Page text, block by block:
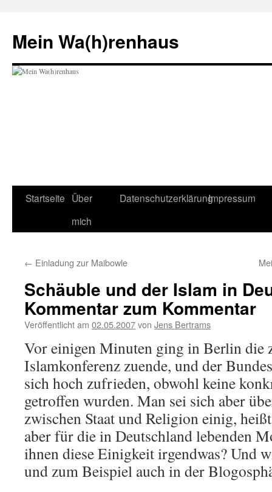
springen
Mein Wa(h)renhaus
Startseite Über
mich
DatenschutzerklärungImpressum
← Einladung zur Maibowle
Schäuble und der Islam in
Kommentar zum Kommentar
Veröffentlicht am 02.05.2007von Jens Bertrams
Vor einigen Minuten ging in Berlin die
Islamkonferenz zuende, und der
sich hoch zufrieden, obwohl keine
getroffen wurden. Man sei sich aber
zwischen Staat und Religion einig,
aber für die in Deutschland lebenden
ihnen diese Einigkeit irgendwas? Und
und zum Beispiel auch in der